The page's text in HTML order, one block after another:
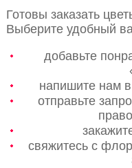
Готовы заказать
Выберите удобный
добавьте
напишите нам
отправьте
свяжитесь с